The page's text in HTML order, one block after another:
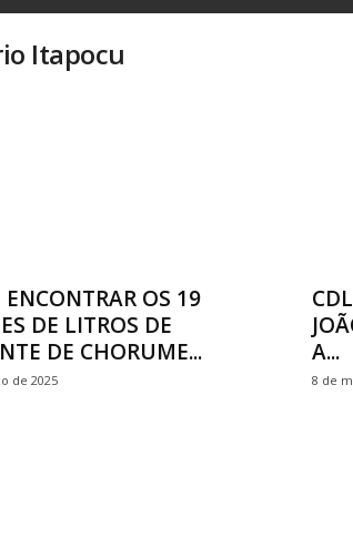
Itapocu
OS 19
DE LITROS DE
DE CHORUME...
de 2025
A...
8 de